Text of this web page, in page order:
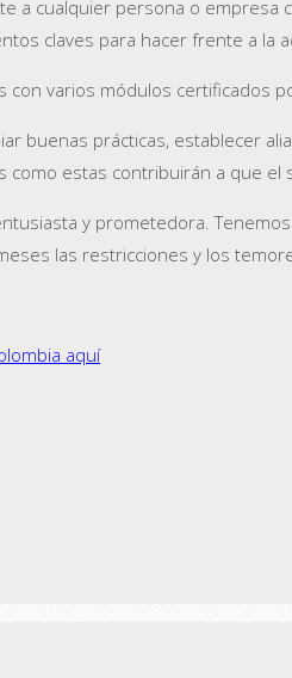
a cualquier persona o
claves para hacer frente a la
varios módulos certificados
buenas prácticas, establecer
estas contribuirán a que
y prometedora.
las restricciones y los
aquí